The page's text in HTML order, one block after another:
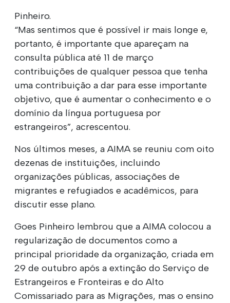
Pinheiro.
“Mas sentimos que é possível ir mais longe e,
portanto, é importante que apareçam na
consulta pública até 11 de março
contribuições de qualquer pessoa que tenha
uma contribuição a dar para esse importante
objetivo, que é aumentar o conhecimento e o
domínio da língua portuguesa por
estrangeiros”, acrescentou.
Nos últimos meses, a AIMA se reuniu com oito
dezenas de instituições, incluindo
organizações públicas, associações de
migrantes e refugiados e acadêmicos, para
discutir esse plano.
Goes Pinheiro lembrou que a AIMA colocou a
regularização de documentos como a
principal prioridade da organização, criada em
29 de outubro após a extinção do Serviço de
Estrangeiros e Fronteiras e do Alto
Comissariado para as Migrações, mas o ensino